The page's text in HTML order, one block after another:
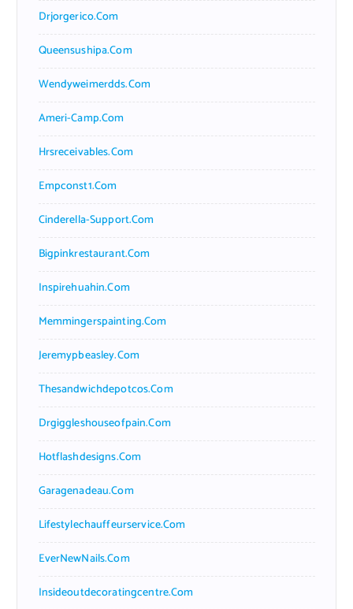
Drjorgerico.com
Queensushipa.com
Wendyweimerdds.com
Ameri-Camp.com
Hrsreceivables.com
Empconst1.com
Cinderella-Support.com
Bigpinkrestaurant.com
Inspirehuahin.com
Memmingerspainting.com
Jeremypbeasley.com
Thesandwichdepotcos.com
Drgiggleshouseofpain.com
Hotflashdesigns.com
Garagenadeau.com
Lifestylechauffeurservice.com
EverNewNails.com
Insideoutdecoratingcentre.com